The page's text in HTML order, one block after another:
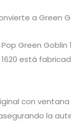
a Green
Green Goblin
1620 está
con
la